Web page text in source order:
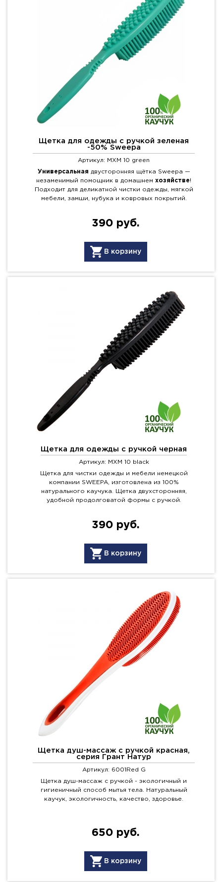
Щетка для одежды с ручкой зеленая
-50% Sweepa
Артикул: MXM 10 green
Универсальная двусторонняя щётка Sweepa —
незаменимый помощник в домашнем хозяйстве!
Подходит для деликатной чистки одежды, мягкой
мебели, замши, нубука и ковровых покрытий.
390 руб.
В корзину
Щетка для одежды с ручкой черная
Артикул: MXM 10 black
Щетка для чистки одежды и мебели немецкой
компании SWEEPA, изготовлена из 100%
натурального каучука. Щетка двухсторонняя,
удобной продолговатой формы с ручкой.
390 руб.
В корзину
Щетка душ-массаж с ручкой красная,
серия Грант Натур
Артикул: 6001Red G
Щетка душ-массаж с ручкой - экологичный и
гигиеничный способ мытья тела. Натуральный
каучук, экологичность, качество, здоровье.
650 руб.
В корзину